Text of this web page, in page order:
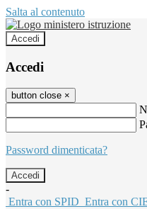
Salta al contenuto
Accedi
Accedi
button close ×
Password dimenticata?
-
Entra con SPID Entra con